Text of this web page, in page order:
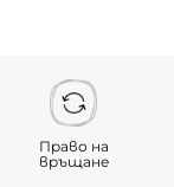
Право на
връщане